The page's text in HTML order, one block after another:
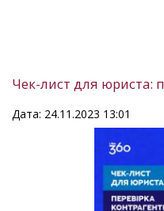
Чек-лист для юриста:
Дата: 24.11.2023 13:01